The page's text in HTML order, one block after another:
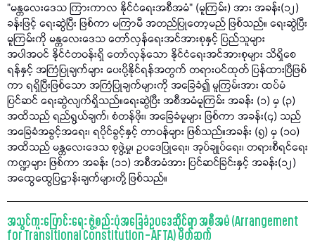
“မန္တလေးဒေသ ကြားကာလ နိုင်ငံရေးအစီအမံ” (မူကြမ်း) အား အခန်း(၁၂)
ခန်းဖြင့် ရေးဆွဲပြီး ဖြစ်ကာ မကြာမီ အတည်ပြုတော့မည် ဖြစ်သည်။ ရေးဆွဲပြီး
မူကြမ်းကို မန္တလေးဒေသ တော်လှန်ရေးအင်အားစုနှင့် ပြည်သူများ
အပါအဝင် နိုင်ငံတဝန်းရှိ တော်လှန်သော နိုင်ငံရေးအင်အားစုများ သိရှိစေ
ရန်နှင့် အကြံပြုချက်များ ပေးပို့နိုင်ရန်အတွက် တရားဝင်ထုတ် ပြန်ထားပြီဖြစ်
ကာ ရရှိပြီးဖြစ်သော အကြံပြုချက်များကို အခြေခံ၍ မူကြမ်းအား ထပ်မံ
ပြင်ဆင် ရေးဆွဲလျက်ရှိသည်။ရေးဆွဲပြီး အစီအမံမူကြမ်း အခန်း (၁) မှ (၃)
အထိသည် ရည်ရွယ်ချက်၊ စံတန်ဖိုး၊ အခြေခံမူများ ဖြစ်ကာ အခန်း(၄) သည်
အခြေခံအခွင့်အရေး၊ ရပိုင်ခွင့်နှင့် တာဝန်များ ဖြစ်သည်။အခန်း (၅) မှ (၁၀)
အထိသည် မန္တလေးဒေသ စုဖွဲ့မှု၊ ဥပဒေပြုရေး၊ အုပ်ချုပ်ရေး၊ တရားစီရင်ရေး
ကဏ္ဍများ ဖြစ်ကာ အခန်း (၁၁) အစီအမံအား ပြင်ဆင်ခြင်းနှင့် အခန်း(၁၂)
အထွေထွေပြဋ္ဌာန်းချက်များတို့ ဖြစ်သည်။
အသွင်ကူးပြောင်းရေး ဖွဲ့စည်းပုံအခြေခံဥပဒေဆိုင်ရာ အစီအမံ (Arrangement
for Transitional Constitution – AFTA) မိတ်ဆက်